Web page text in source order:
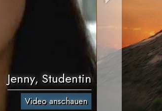
Jenny, Studentin
Video anschauen